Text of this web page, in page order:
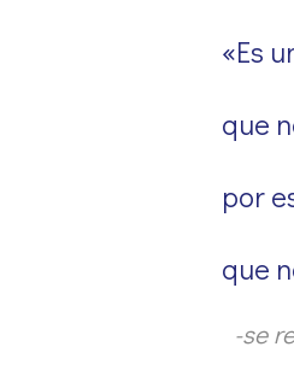
«Es
que
por
que
-se